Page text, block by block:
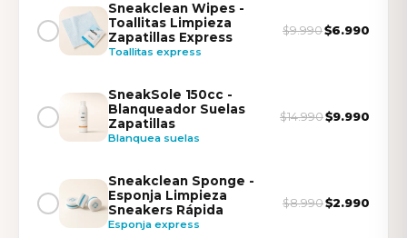
Sneakclean Wipes -
Toallitas Limpieza
Zapatillas Express
Toallitas express
$9.990$6.990
SneakSole 150cc -
Blanqueador Suelas
Zapatillas
Blanquea suelas
$14.990$9.990
Sneakclean Sponge -
Esponja Limpieza
Sneakers Rápida
Esponja express
$8.990$2.990